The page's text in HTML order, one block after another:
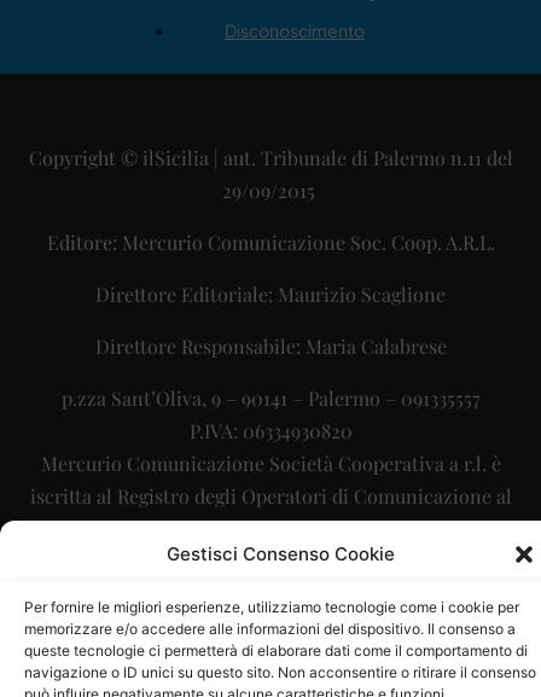
Gestisci Consenso Cookie
Per fornire le migliori esperienze, utilizziamo tecnologie come i cookie per
memorizzare e/o accedere alle informazioni del dispositivo. Il consenso a
queste tecnologie ci permetterà di elaborare dati come il comportamento di
navigazione o ID unici su questo sito. Non acconsentire o ritirare il consenso
Disconoscimento
Copyright © ilSicilia | aut. Tribunale di Palermo n.11 del
29/09/2015
Editore: Mercurio Comunicazione Soc. Coop. A.R.L.
Direttore Editoriale: Maurizio Scaglione
Direttore Responsabile: Maria Calabrese
p.zza Sant’Oliva, 9 – 90141 – Palermo – 091335557
P.IVA: 06334930820
Mercurio Comunicazione Società Cooperativa a r.l. è
iscritta al Registro degli Operatori di Comunicazione al
numero 26988